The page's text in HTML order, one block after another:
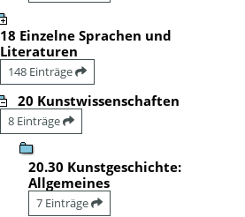
18 Einzelne Sprachen und
Literaturen
148 Einträge
20 Kunstwissenschaften
8 Einträge
20.30 Kunstgeschichte:
Allgemeines
7 Einträge